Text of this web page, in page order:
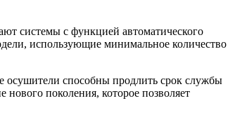
системы с функцией автоматического
использующие минимальное количество
осушители способны продлить срок службы
поколения, которое позволяет